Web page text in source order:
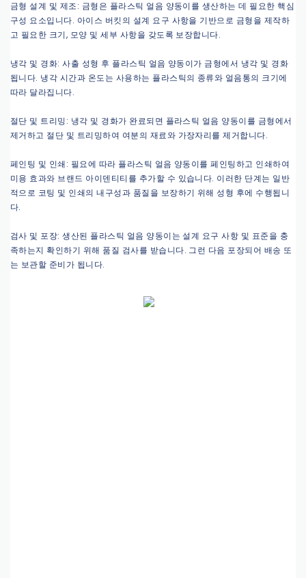
금형 설계 및 제조: 금형은 플라스틱 얼음 양동이를 생산하는 데 필요한 핵심
구성 요소입니다. 아이스 버킷의 설계 요구 사항을 기반으로 금형을 제작하
고 필요한 크기, 모양 및 세부 사항을 갖도록 보장합니다.
냉각 및 경화: 사출 성형 후 플라스틱 얼음 양동이가 금형에서 냉각 및 경화
됩니다. 냉각 시간과 온도는 사용하는 플라스틱의 종류와 얼음통의 크기에
따라 달라집니다.
절단 및 트리밍: 냉각 및 경화가 완료되면 플라스틱 얼음 양동이를 금형에서
제거하고 절단 및 트리밍하여 여분의 재료와 가장자리를 제거합니다.
페인팅 및 인쇄: 필요에 따라 플라스틱 얼음 양동이를 페인팅하고 인쇄하여
미용 효과와 브랜드 아이덴티티를 추가할 수 있습니다. 이러한 단계는 일반
적으로 코팅 및 인쇄의 내구성과 품질을 보장하기 위해 성형 후에 수행됩니
다.
검사 및 포장: 생산된 플라스틱 얼음 양동이는 설계 요구 사항 및 표준을 충
족하는지 확인하기 위해 품질 검사를 받습니다. 그런 다음 포장되어 배송 또
는 보관할 준비가 됩니다.